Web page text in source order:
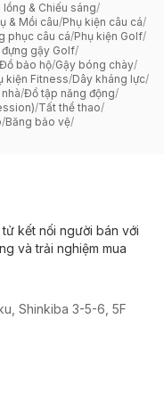
& Chiếu sáng/
& Mồi câu/Phụ kiện câu cá/
phục câu cá/Phụ kiện Golf/
đựng gậy Golf/
Đồ bảo hộ/Gậy bóng chày/
kiện Fitness/Dây kháng lực/
/Đồ tập năng động/
/Tất thể thao/
/Băng bảo vệ/
kết nối người bán với
và trải nghiệm mua
Shinkiba 3-5-6, 5F